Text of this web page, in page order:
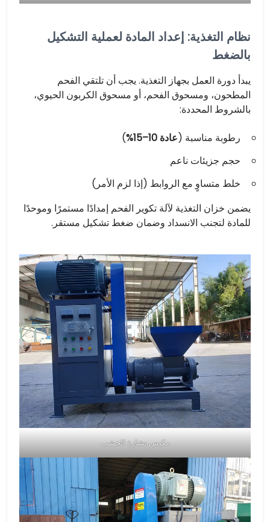
نظام التغذية: إعداد المادة لعملية التشكيل
بالضغط
يبدأ دورة العمل بجهاز التغذية. يجب أن تلتقي الفحم
المطحون، ومسحوق الفحم، أو مسحوق الكربون الحيوي،
بالشروط المحددة:
رطوبة مناسبة (عادة 10–15%
)
حجم جزيئات ناعم
خلط متساوٍ مع الروابط (إذا لزم الأمر)
يضمن خزان التغذية لآلة تكوير الفحم إمدادًا مستمرًا وموحدًا
للمادة لتجنب الانسداد وضمان ضغط تشكيل مستقر.
مكبس نشارة الخشب